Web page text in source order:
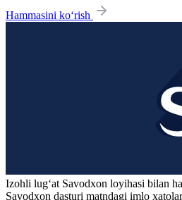
Hammasini ko‘rish
Izohli lugʻat Savodxon loyihasi bilan
Savodxon dasturi matndagi imlo